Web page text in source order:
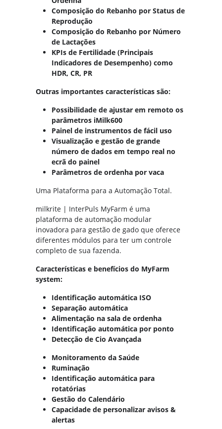
Composição do Rebanho por Status de
Reprodução
Composição do Rebanho por Número
de Lactações
KPIs de Fertilidade (Principais
Indicadores de Desempenho) como
HDR, CR, PR
Outras importantes características são:
Possibilidade de ajustar em remoto os
parâmetros iMilk600
Painel de instrumentos de fácil uso
Visualização e gestão de grande
número de dados em tempo real no
ecrã do painel
Parâmetros de ordenha por vaca
Uma Plataforma para a Automação Total.
milkrite | InterPuls MyFarm é uma
plataforma de automação modular
inovadora para gestão de gado que oferece
diferentes módulos para ter um controle
completo de sua fazenda.
Características e benefícios do MyFarm
system:
Identificação automática ISO
Separação automática
Alimentação na sala de ordenha
Identificação automática por ponto
Detecção de Cio Avançada
Monitoramento da Saúde
Ruminação
Identificação automática para
rotatórias
Gestão do Calendário
Capacidade de personalizar avisos &
alertas